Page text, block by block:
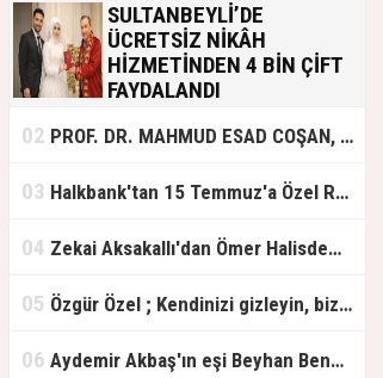
SULTANBEYLİ’DE
ÜCRETSİZ NİKÂH
HİZMETİNDEN 4 BİN ÇİFT
FAYDALANDI
olan gençlere destek amacıyla
başlattığı ücretsiz nikâh hizmetini
başlattıklarını belirten Sultanbeyli
ücretsiz hizmet vermenin
02 PROF. DR. MAHMUD ESAD COŞAN, DOĞUMUNUN HİCRÎ 91. YILINDA ELAZIĞ'DA YÂD EDİLECEK
03 Halkbank'tan 15 Temmuz'a Özel Reklam Filmi: "İrade Bizim, Zafer Bizim"
04 Zekai Aksakallı'dan Ömer Halisdemir'e 'vefa' ziyareti!
05 Özgür Özel ; Kendinizi gizleyin, bizden işaret bekleyin
06 Aydemir Akbaş'ın eşi Beyhan Benek Akbaş hayatını kaybetti